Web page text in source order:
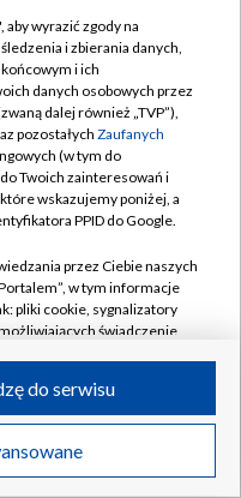
TVP
w likwidacji
wyrazić zgody na
i zbierania danych,
i ich
danych osobowych przez
dalej również „TVP”),
pozostałych Zaufanych
(w tym do
Twoich zainteresowań i
wskazujemy poniżej, a
PPID do Google.
przez Ciebie naszych
w tym informacje
pliki cookie, sygnalizatory
świadczenie
przez Ciebie
adresy IP, identyfikatory
do serwisu